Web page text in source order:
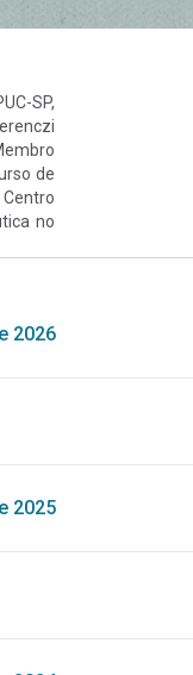
SP,
de
no
2026
2025